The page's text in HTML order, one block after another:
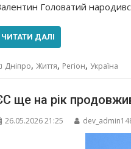
Головатий
ЧИТАТИ ДАЛІ
Дніпро, Життя, Регіон, Україна
ще на рік
26.05.2026 21:25